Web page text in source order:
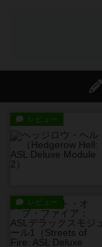
レビュー
レビュー